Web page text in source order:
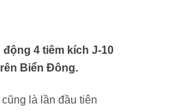
4 tiêm kích J-10
Biển Đông.
là lần đầu tiên